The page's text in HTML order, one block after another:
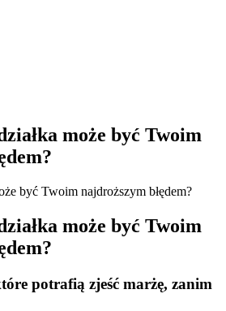
może być Twoim
być Twoim najdroższym błędem?
może być Twoim
potrafią zjeść marżę, zanim